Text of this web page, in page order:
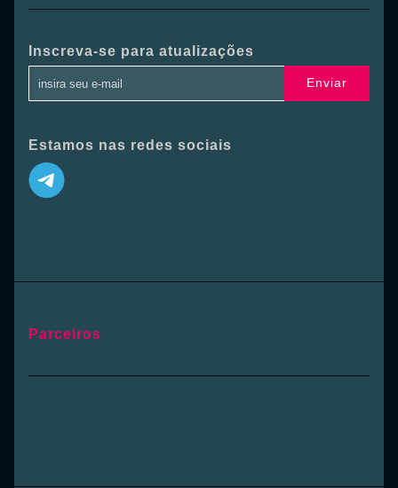
Inscreva-se para atualizações
Enviar
Estamos nas redes sociais
Parceiros